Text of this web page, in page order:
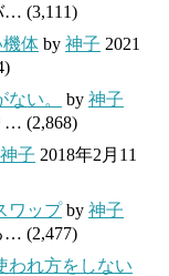
… (3,111)
体 by 神子 2021
い。
by 神子
… (2,868)
神子 2018年2月11
ワップby 神子
… (2,477)
れ方をしない